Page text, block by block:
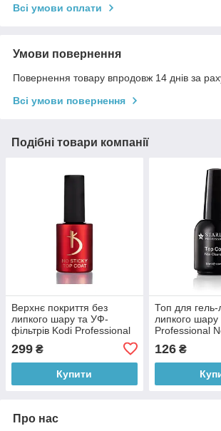
Всі умови оплати
Умови повернення
Повернення товару впродовж 14 днів за
Всі умови повернення
Подібні товари компанії
Верхнє покриття без
липкого шару та УФ-
фільтрів Kodi Professional
No Sticky No UV Top Coat,
15 мл
299 ₴
Купити
Топ для гель-
липкого шару
Professional
126₴
Про нас